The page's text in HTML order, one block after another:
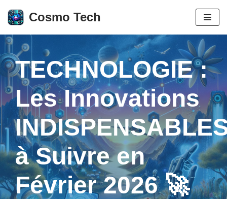
Aller
au
contenu
Cosmo Tech
TECHNOLOGIE :
Les Innovations
à Suivre en
Février 2026 🚀